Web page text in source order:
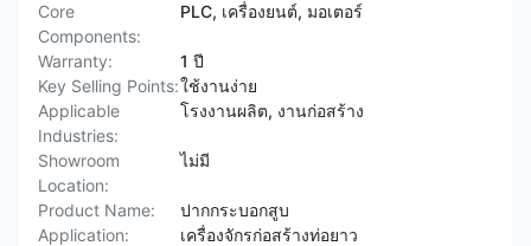
Core
Components:
PLC, เครื่องยนต์, มอเตอร์
Warranty:
1 ปี
Key Selling Points:ใช้งานง่าย
Applicable
Industries:
โรงงานผลิต, งานก่อสร้าง
Showroom
Location:
ไม่มี
Product Name:
ปากกระบอกสูบ
Application:
เครื่องจักรก่อสร้างท่อยาว